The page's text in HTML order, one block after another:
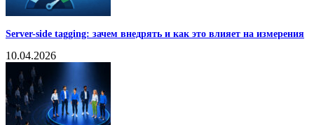
Server-side tagging: зачем внедрять и как это влияет на измерения
10.04.2026